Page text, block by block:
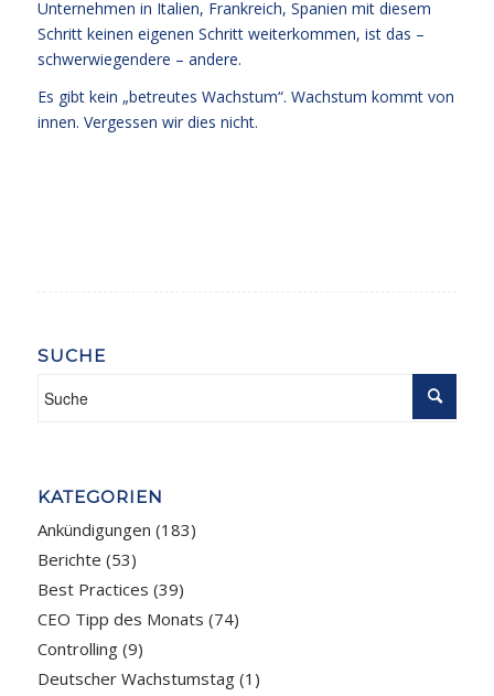
Unternehmen in Italien, Frankreich, Spanien mit diesem
Schritt keinen eigenen Schritt weiterkommen, ist das –
schwerwiegendere – andere.
Es gibt kein „betreutes Wachstum“. Wachstum kommt von
innen. Vergessen wir dies nicht.
SUCHE
KATEGORIEN
Ankündigungen (183)
Berichte (53)
Best Practices (39)
CEO Tipp des Monats (74)
Controlling(9)
Deutscher Wachstumstag(1)